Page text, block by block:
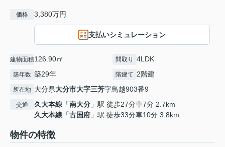
価格 3,380万円
支払いシミュレーション
建物面積126.90㎡ 間取り 4LDK
築年数 築29年 階建て 2階建
所在地 大分県大分市大字三芳字鳥越903番9
交通 久大本線 「南大分 」駅 徒歩27分車7分 2.7km
久大本線 「古国府 」駅 徒歩33分車10分 3.8km
物件の特徴